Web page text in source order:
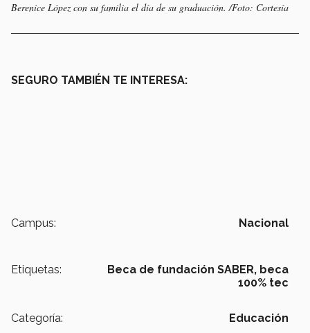
Berenice López con su familia el día de su graduación. /Foto: Cortesía
SEGURO TAMBIÉN TE INTERESA:
Campus: Nacional
Etiquetas: Beca de fundación SABER, beca
100% tec
Categoría: Educación